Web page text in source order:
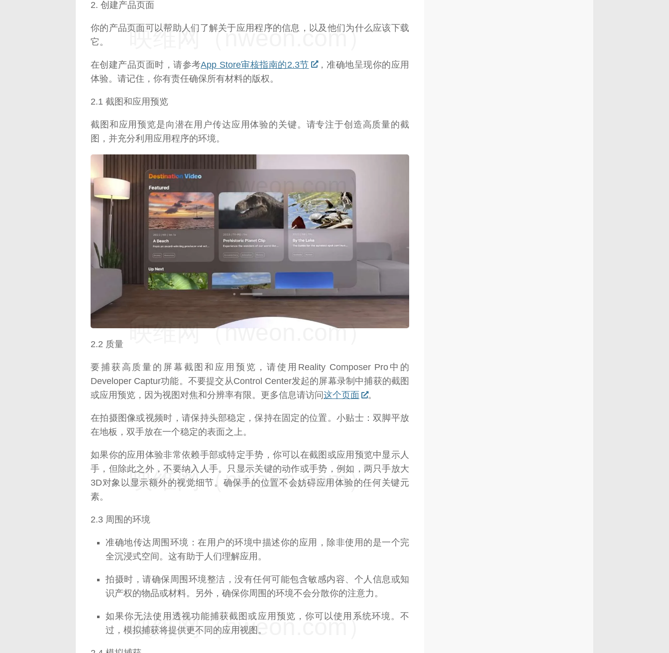
2. 创建产品页面
你的产品页面可以帮助人们了解关于应用程序的信息，以及他们为什么应该下载
它。
在创建产品页面时，请参考App Store审核指南的2.3节
，准确地呈现你的应用
体验。请记住，你有责任确保所有材料的版权。
2.1 截图和应用预览
截图和应用预览是向潜在用户传达应用体验的关键。请专注于创造高质量的截
图，并充分利用应用程序的环境。
2.2 质量
要捕获高质量的屏幕截图和应用预览，请使用Reality Composer Pro中的
Developer Captur功能。不要提交从Control Center发起的屏幕录制中捕获的截图
或应用预览，因为视图对焦和分辨率有限。更多信息请访问这个页面 。
在拍摄图像或视频时，请保持头部稳定，保持在固定的位置。小贴士：双脚平放
在地板，双手放在一个稳定的表面之上。
如果你的应用体验非常依赖手部或特定手势，你可以在截图或应用预览中显示人
手，但除此之外，不要纳入人手。只显示关键的动作或手势，例如，两只手放大
3D对象以显示额外的视觉细节。确保手的位置不会妨碍应用体验的任何关键元
素。
2.3 周围的环境
准确地传达周围环境：在用户的环境中描述你的应用，除非使用的是一个完
全沉浸式空间。这有助于人们理解应用。
拍摄时，请确保周围环境整洁，没有任何可能包含敏感内容、个人信息或知
识产权的物品或材料。另外，确保你周围的环境不会分散你的注意力。
如果你无法使用透视功能捕获截图或应用预览，你可以使用系统环境。不
过，模拟捕获将提供更不同的应用视图。
映维网（nweon.com）
映维网（nweon.com）
映维网（nweon.com）
映维网（nweon.com）
映维网（nweon.com）